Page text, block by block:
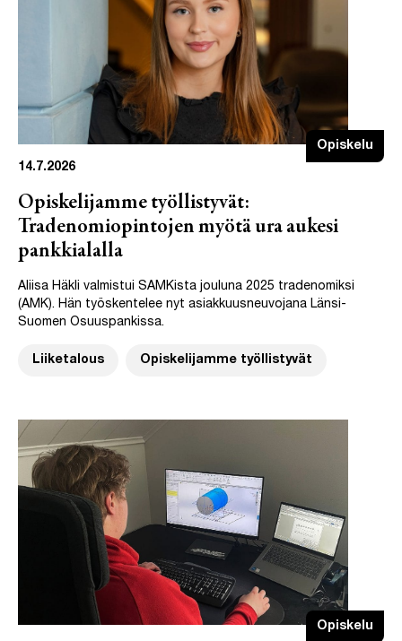
Opiskelu
14.7.2026
Opiskelijamme työllistyvät:
Tradenomiopintojen myötä ura aukesi
pankkialalla
Aliisa Häkli valmistui SAMKista jouluna 2025 tradenomiksi
(AMK). Hän työskentelee nyt asiakkuusneuvojana Länsi-
Suomen Osuuspankissa.
Liiketalous Opiskelijamme työllistyvät
Opiskelu